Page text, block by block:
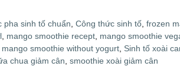
ar
e
pha sinh tố chuẩn Công thức sinh tố frozen
, mango smoothie recept, mango smoothie
mango smoothie without yogurt, Sinh tố xoài
chua giảm cân smoothie xoài giảm cân